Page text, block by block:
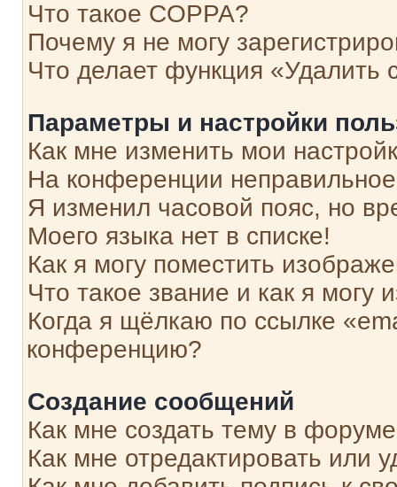
Что такое COPPA?
Почему я не могу
Что делает функция «Удалить
Параметры и настройки
Как мне изменить мои
На конференции
Я изменил часовой пояс, но
Моего языка нет в списке!
Как я могу поместить
Что такое звание и как я могу
Когда я щёлкаю по ссылке
конференцию?
Создание сообщений
Как мне создать тему в
Как мне отредактировать или